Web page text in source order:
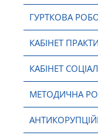
ГУРТКОВА
КАБІНЕТ
КАБІНЕТ
МЕТОДИЧНА